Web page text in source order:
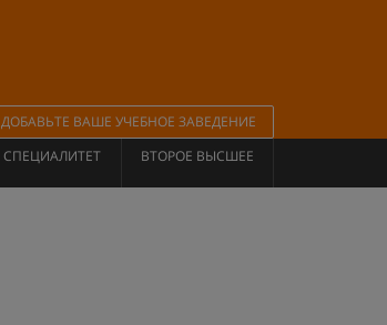
ДОБАВЬТЕ ВАШЕ УЧЕБНОЕ ЗАВЕДЕНИЕ
СПЕЦИАЛИТЕТ ВТОРОЕ ВЫСШЕЕ